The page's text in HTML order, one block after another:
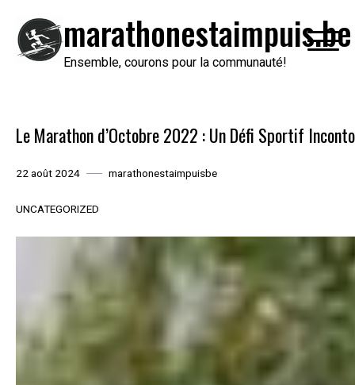
contenu
marathonestaimpuis.be
Ensemble, courons pour la communauté!
Le Marathon d’Octobre 2022 : Un Défi Sportif
22 août 2024 marathonestaimpuisbe
UNCATEGORIZED